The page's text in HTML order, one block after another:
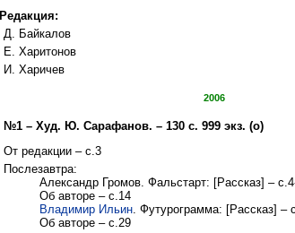
Редакция:
Д. Байкалов
Е. Харитонов
И. Харичев
2006
№1 – Худ. Ю. Сарафанов. – 130 с. 999 экз. (о)
От редакции – с.3
Послезавтра:
Александр Громов. Фальстарт: [Рассказ] –
Об авторе – с.14
Владимир Ильин. Футурограмма: [Рассказ] –
Об авторе – с.29